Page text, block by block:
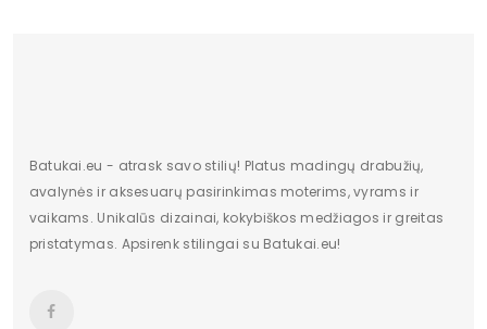
Batukai.eu - atrask savo stilių! Platus madingų drabužių,
avalynės ir aksesuarų pasirinkimas moterims, vyrams ir
vaikams. Unikalūs dizainai, kokybiškos medžiagos ir greitas
pristatymas. Apsirenk stilingai su Batukai.eu!